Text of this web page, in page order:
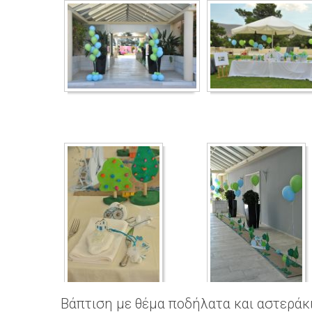
Βάπτιση με θέμα ποδήλατα και